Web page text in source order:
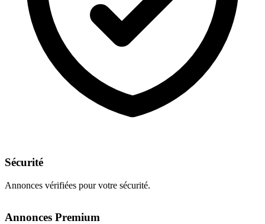
Sécurité
Annonces vérifiées pour votre sécurité.
Annonces Premium